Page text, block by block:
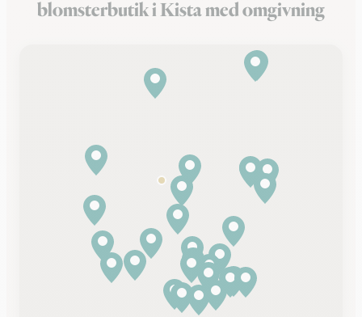
blomsterbutik i Kista med omgivning